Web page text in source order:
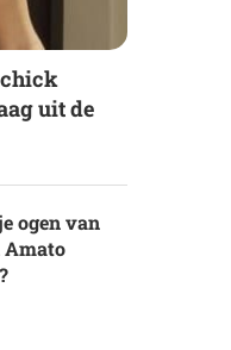
chick
uit de
ogen van